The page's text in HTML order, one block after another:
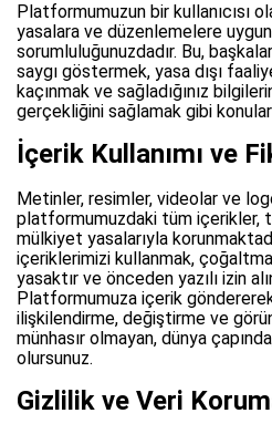
Platformumuzun bir kullanıcısı
yasalara ve düzenlemelere
sorumluluğunuzdadır. Bu,
saygı göstermek, yasa dışı
kaçınmak ve sağladığınız
gerçekliğini sağlamak gibi
İçerik Kullanımı ve
Metinler, resimler, videolar ve
platformumuzdaki tüm içerikler,
mülkiyet yasalarıyla
içeriklerimizi kullanmak,
yasaktır ve önceden yazılı izin
Platformumuza içerik
ilişkilendirme, değiştirme ve
münhasır olmayan, dünya
olursunuz.
Gizlilik ve Veri